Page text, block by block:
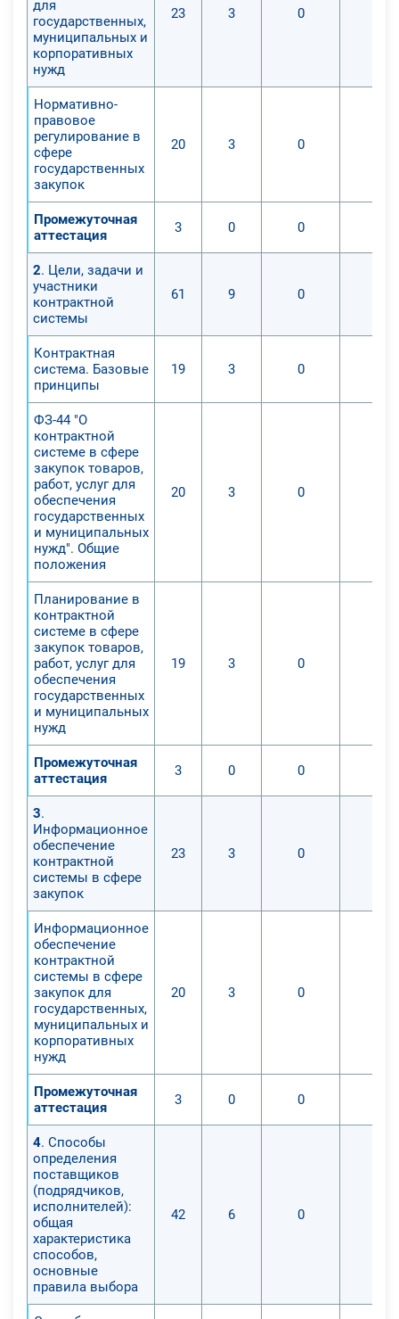
для
государственных,
муниципальных и
корпоративных
нужд
23 3 0
Нормативно-
правовое
регулирование в
сфере
государственных
закупок
20 3 0
Промежуточная
аттестация
3 0 0
2. Цели, задачи и
участники
контрактной
системы
61 9 0
Контрактная
система. Базовые
принципы
19 3 0
ФЗ-44 "О
контрактной
системе в сфере
закупок товаров,
работ, услуг для
обеспечения
государственных
и муниципальных
нужд". Общие
положения
20 3 0
Планирование в
контрактной
системе в сфере
закупок товаров,
работ, услуг для
обеспечения
государственных
и муниципальных
нужд
19 3 0
Промежуточная
аттестация
3 0 0
3.
Информационное
обеспечение
контрактной
системы в сфере
закупок
23 3 0
Информационное
обеспечение
контрактной
системы в сфере
закупок для
государственных,
муниципальных и
корпоративных
нужд
20 3 0
Промежуточная
аттестация
3 0 0
4. Способы
определения
поставщиков
(подрядчиков,
исполнителей):
общая
характеристика
способов,
основные
правила выбора
42 6 0